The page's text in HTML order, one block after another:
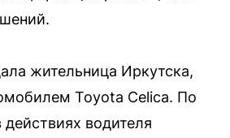
жительница Иркутска,
Toyota Celica. По
водителя